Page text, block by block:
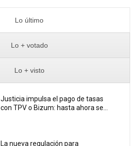
Lo último
Lo + votado
Lo + visto
Justicia impulsa el pago de tasas
con TPV o Bizum: hasta ahora se...
La nueva regulación para